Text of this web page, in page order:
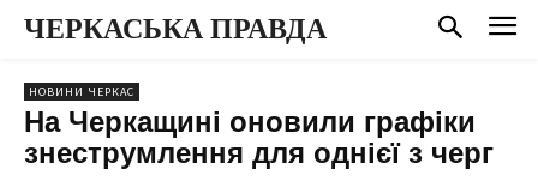
ЧЕРКАСЬКА ПРАВДА
НОВИНИ ЧЕРКАС
На Черкащині оновили графіки
знеструмлення для однієї з черг